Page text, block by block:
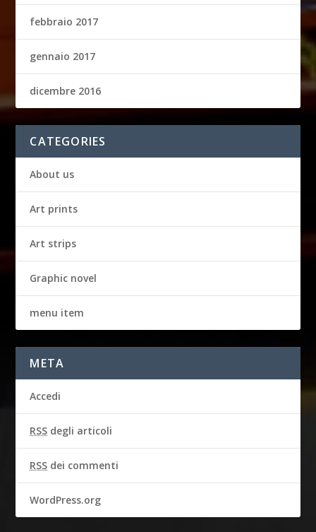
febbraio 2017
gennaio 2017
dicembre 2016
CATEGORIES
About us
Art prints
Art strips
Graphic novel
menu item
META
Accedi
RSS degli articoli
RSS dei commenti
WordPress.org